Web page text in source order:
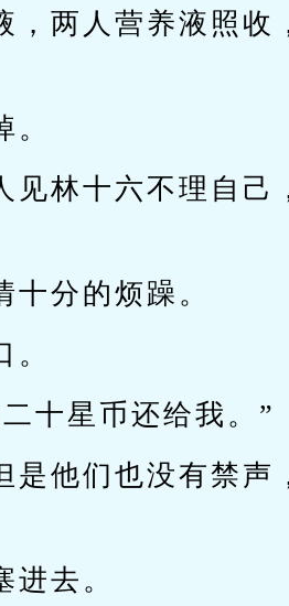
，两人营养液照收
见林十六不理自己
分的烦躁。
十星币还给我。”
是他们也没有禁声
去。